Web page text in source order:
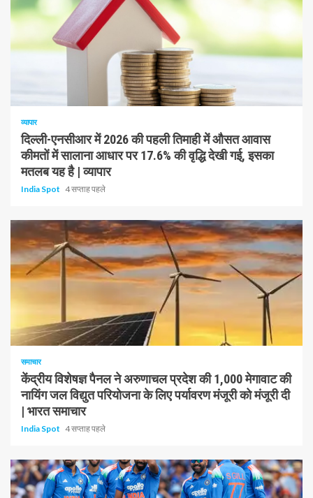
व्यापार
दिल्ली-एनसीआर में 2026 की पहली तिमाही में औसत आवास
कीमतों में सालाना आधार पर 17.6% की वृद्धि देखी गई, इसका
मतलब यह है | व्यापार
India Spot 4 सप्ताह पहले
1 न्यूनतम पढ़ा
समाचार
केंद्रीय विशेषज्ञ पैनल ने अरुणाचल प्रदेश की 1,000 मेगावाट की
नायिंग जल विद्युत परियोजना के लिए पर्यावरण मंजूरी को मंजूरी दी
| भारत समाचार
India Spot 4 सप्ताह पहले